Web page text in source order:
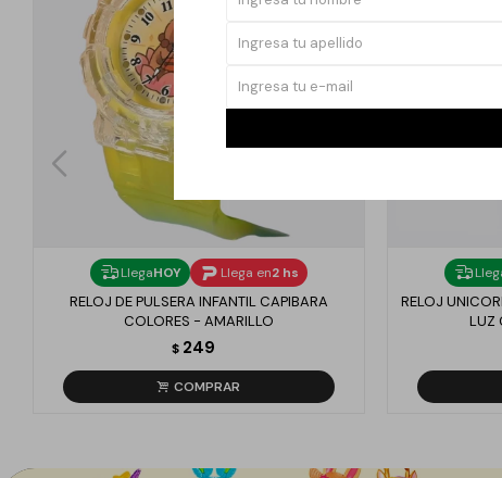
LlegaHOY Llega en2 hs
RELOJ DE PULSERA INFANTIL CAPIBARA
COLORES - AMARILLO
$ 249
RELOJ
LUZ